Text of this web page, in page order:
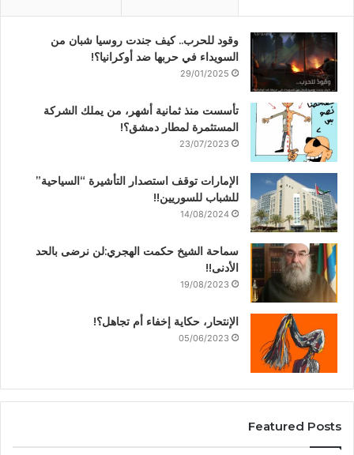
وقود للحرب.. كيف جندت روسيا شبان من
السويداء في حربها ضد أوكرانيا؟!
29/01/2025
تأسست منذ ثمانية أشهر، من يملك الشركة
المستثمرة لمطار دمشق؟!
23/07/2023
الإمارات توقف استصدار التأشيرة “السياحية”
للشباب للسوريين!!
14/08/2024
سماحة الشيخ حكمت الهجري:لن نرضى بالحد
الأدنى!!
19/08/2023
الإنتحار، حكاية إخفاء أم تجاهل؟!
05/06/2023
Featured Posts